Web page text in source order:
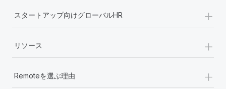
スタートアップ向けグローバルHR +
リソース +
Remoteを選ぶ理由 +